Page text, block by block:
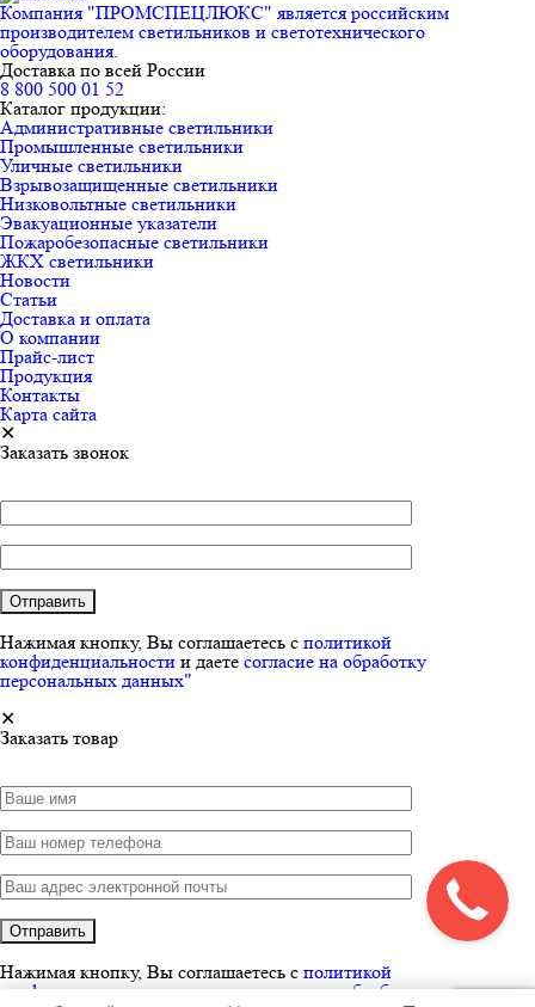
Компания "ПРОМСПЕЦЛЮКС" является российским
производителем светильников и светотехнического
оборудования.
Доставка по всей России
8 800 500 01 52
Каталог продукции:
Административные светильники
Промышленные светильники
Уличные светильники
Взрывозащищенные светильники
Низковольтные светильники
Эвакуационные указатели
Пожаробезопасные светильники
ЖКХ светильники
Новости
Статьи
Доставка и оплата
О компании
Прайс-лист
Продукция
Контакты
Карта сайта
✕
Заказать звонок
Нажимая кнопку, Вы соглашаетесь с политикой
конфиденциальности и даете согласие на обработку
персональных данных"
✕
Заказать товар
Нажимая кнопку, Вы соглашаетесь с политикой
конфиденциальностии даетесогласие на обработку